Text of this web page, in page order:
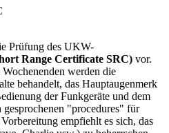
Prüfung des UKW-
Range Certificate SRC) vor.
werden die
behandelt, das Hauptaugenmerk
der Funkgeräte und dem
gesprochenen "procedures" für
empfiehlt es sich, das